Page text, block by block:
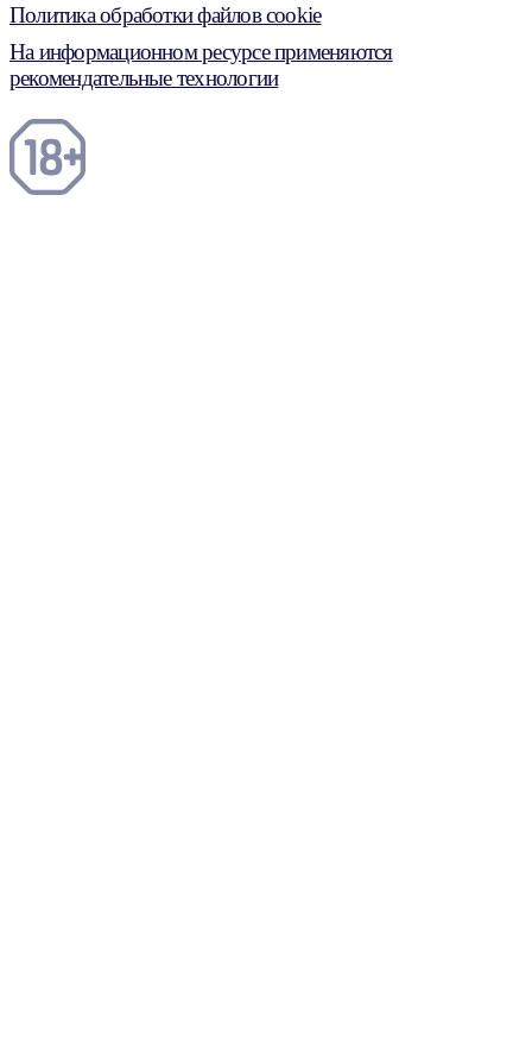
Политика обработки файлов cookie
На информационном ресурсе применяются
рекомендательные технологии